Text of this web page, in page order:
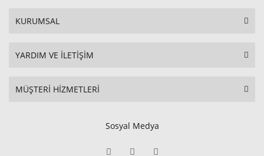
KURUMSAL
YARDIM VE İLETİŞİM
MÜŞTERİ HİZMETLERİ
Sosyal Medya